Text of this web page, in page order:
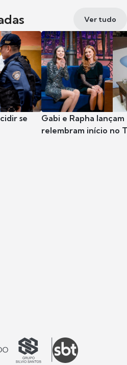
Ver tudo
se
Gabi e Rapha
relembram início no